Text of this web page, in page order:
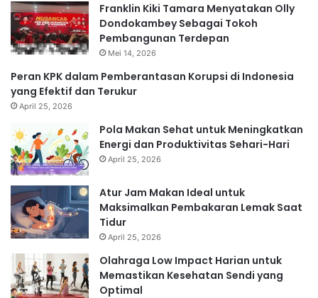
Franklin Kiki Tamara Menyatakan Olly
Dondokambey Sebagai Tokoh
Pembangunan Terdepan
Mei 14, 2026
Peran KPK dalam Pemberantasan Korupsi di Indonesia
yang Efektif dan Terukur
April 25, 2026
Pola Makan Sehat untuk Meningkatkan
Energi dan Produktivitas Sehari-Hari
April 25, 2026
Atur Jam Makan Ideal untuk
Maksimalkan Pembakaran Lemak Saat
Tidur
April 25, 2026
Olahraga Low Impact Harian untuk
Memastikan Kesehatan Sendi yang
Optimal